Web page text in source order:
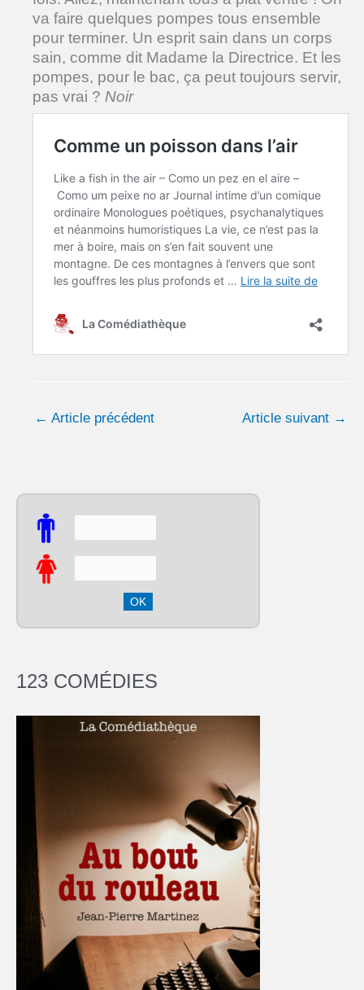
va faire quelques pompes tous ensemble
pour terminer. Un esprit sain dans un corps
sain, comme dit Madame la Directrice. Et les
pompes, pour le bac, ça peut toujours servir,
pas vrai ? Noir
← Article précédent Article suivant →
123 COMÉDIES